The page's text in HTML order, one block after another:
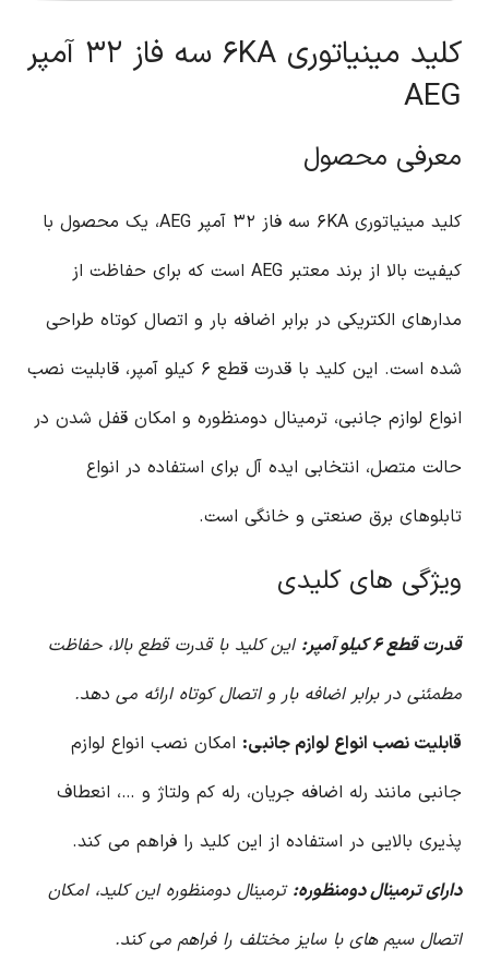
کلید مینیاتوری ۶KA سه فاز ۳۲ آمپر
AEG
معرفی محصول
کلید مینیاتوری ۶KA سه فاز ۳۲ آمپر AEG، یک محصول با
کیفیت بالا از برند معتبر AEG است که برای حفاظت از
مدارهای الکتریکی در برابر اضافه بار و اتصال کوتاه طراحی
شده است. این کلید با قدرت قطع ۶ کیلو آمپر، قابلیت نصب
انواع لوازم جانبی، ترمینال دومنظوره و امکان قفل شدن در
حالت متصل، انتخابی ایده آل برای استفاده در انواع
تابلوهای برق صنعتی و خانگی است.
ویژگی های کلیدی
قدرت قطع ۶ کیلو آمپر:
این کلید با قدرت قطع بالا، حفاظت
مطمئنی در برابر اضافه بار و اتصال کوتاه ارائه می دهد.
قابلیت نصب انواع لوازم جانبی: امکان نصب انواع لوازم
جانبی مانند رله اضافه جریان، رله کم ولتاژ و …، انعطاف
پذیری بالایی در استفاده از این کلید را فراهم می کند.
دارای ترمینال دومنظوره: ترمینال دومنظوره این کلید، امکان
اتصال سیم های با سایز مختلف را فراهم می کند.